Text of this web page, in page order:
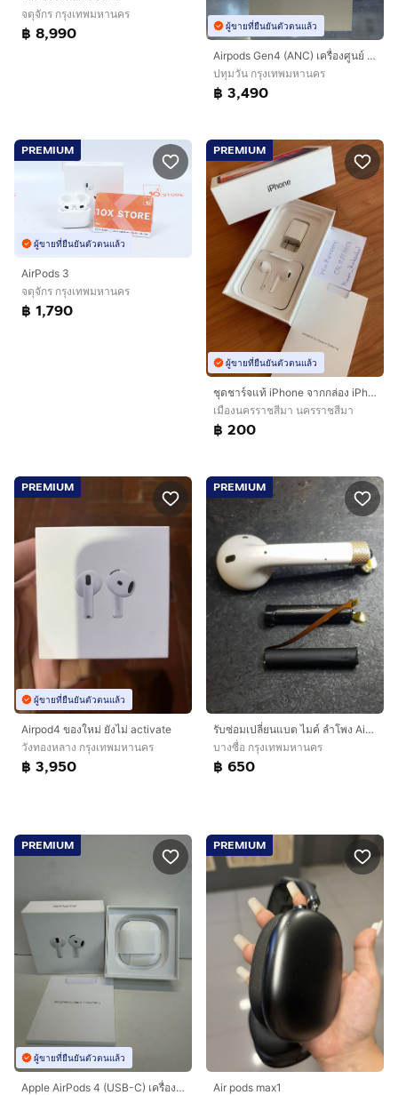
จตุจักร กรุงเทพมหานคร
฿ 8,990 ผู้ขายที่ยืนยันตัวตนแล้ว
Airpods Gen4 (ANC) เครื่องศูนย์ พร้อมการตัดเสียงรบกวนแบบแอ็คทีฟ สภาพสวยมากๆ ประกันศูนย์ยาวๆถึง03/04/70 🔥🔥
ปทุมวัน กรุงเทพมหานคร
฿ 3,490
PREMIUM
ผู้ขายที่ยืนยันตัวตนแล้ว
AirPods 3
จตุจักร กรุงเทพมหานคร
฿ 1,790
PREMIUM
ผู้ขายที่ยืนยันตัวตนแล้ว
ชุดชาร์จแท้ iPhone จากกล่อง iPhone iPad หูฟัง Samsung Oppo LG สภาพใหม่ๆ
เมืองนครราชสีมา นครราชสีมา
฿ 200
PREMIUM
ผู้ขายที่ยืนยันตัวตนแล้ว
Airpod4 ของใหม่ ยังไม่ activate
วังทองหลาง กรุงเทพมหานคร
฿ 3,950
PREMIUM
รับซ่อมเปลี่ยนแบต ไมค์​ ลำโพง​ AirPods Gen 1 gen 2 ประกัน​6เดือน
บางซื่อ กรุงเทพมหานคร
฿ 650
PREMIUM
ผู้ขายที่ยืนยันตัวตนแล้ว
Apple AirPods 4 (USB-C) เครื่องศูนย์ไทย ประกัน Apple ถึง 10 กุมภาพันธ์ 2570 อุปกรณ์ครบกล่อง
PREMIUM
Air pods max1